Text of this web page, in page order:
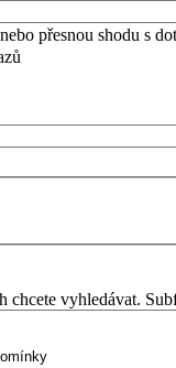
přesnou shodu s
chcete vyhledávat.